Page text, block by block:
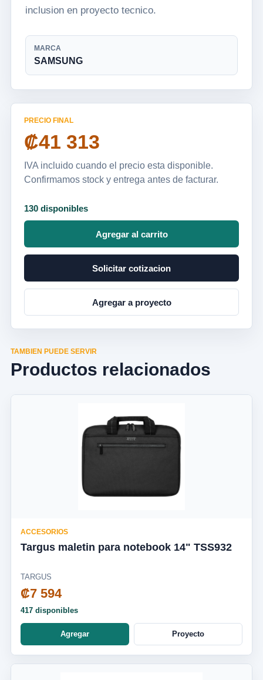
inclusion en proyecto tecnico.
MARCA
SAMSUNG
PRECIO FINAL
₡41 313
IVA incluido cuando el precio esta disponible.
Confirmamos stock y entrega antes de facturar.
130 disponibles
Agregar al carrito
Solicitar cotizacion
Agregar a proyecto
TAMBIEN PUEDE SERVIR
Productos relacionados
ACCESORIOS
Targus maletin para notebook 14" TSS932
TARGUS
₡7 594
417 disponibles
Agregar Proyecto